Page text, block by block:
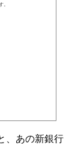
、あの新銀行